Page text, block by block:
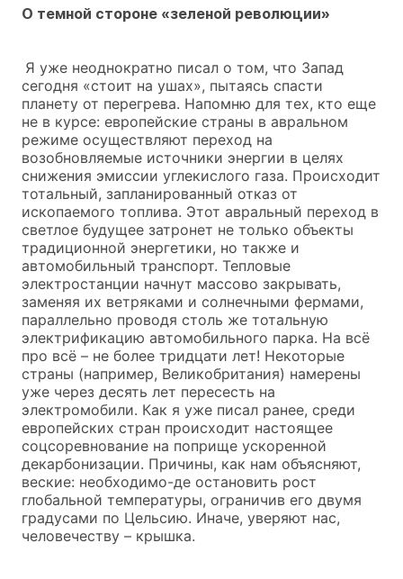
О темной стороне «зеленой революции»
Я уже неоднократно писал о том, что Запад
сегодня «стоит на ушах», пытаясь спасти
планету от перегрева. Напомню для тех, кто еще
не в курсе: европейские страны в авральном
режиме осуществляют переход на
возобновляемые источники энергии в целях
снижения эмиссии углекислого газа. Происходит
тотальный, запланированный отказ от
ископаемого топлива. Этот авральный переход в
светлое будущее затронет не только объекты
традиционной энергетики, но также и
автомобильный транспорт. Тепловые
электростанции начнут массово закрывать,
заменяя их ветряками и солнечными фермами,
параллельно проводя столь же тотальную
электрификацию автомобильного парка. На всё
про всё – не более тридцати лет! Некоторые
страны (например, Великобритания) намерены
уже через десять лет пересесть на
электромобили. Как я уже писал ранее, среди
европейских стран происходит настоящее
соцсоревнование на поприще ускоренной
декарбонизации. Причины, как нам объясняют,
веские: необходимо-де остановить рост
глобальной температуры, ограничив его двумя
градусами по Цельсию. Иначе, уверяют нас,
человечеству – крышка.